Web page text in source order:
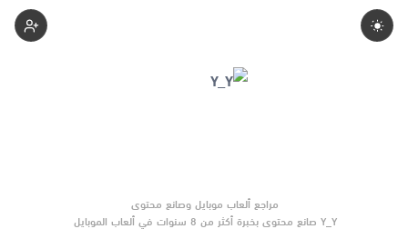
Y_Y صانع محتوى بخبرة أكثر من 8 سنوات في ألعاب الموبايل